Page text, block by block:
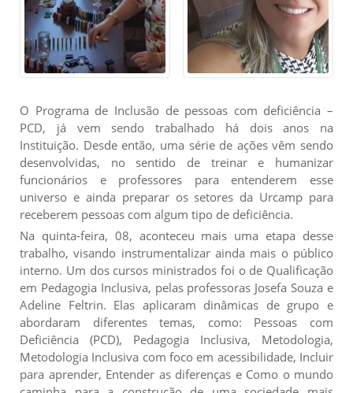
O Programa de Inclusão de pessoas com deficiência –
PCD, já vem sendo trabalhado há dois anos na
Instituição. Desde então, uma série de ações vêm sendo
desenvolvidas, no sentido de treinar e humanizar
funcionários e professores para entenderem esse
universo e ainda preparar os setores da Urcamp para
receberem pessoas com algum tipo de deficiência.
Na quinta-feira, 08, aconteceu mais uma etapa desse
trabalho, visando instrumentalizar ainda mais o público
interno. Um dos cursos ministrados foi o de Qualificação
em Pedagogia Inclusiva, pelas professoras Josefa Souza e
Adeline Feltrin. Elas aplicaram dinâmicas de grupo e
abordaram diferentes temas, como: Pessoas com
Deficiência (PCD), Pedagogia Inclusiva, Metodologia,
Metodologia Inclusiva com foco em acessibilidade, Incluir
para aprender, Entender as diferenças e Como o mundo